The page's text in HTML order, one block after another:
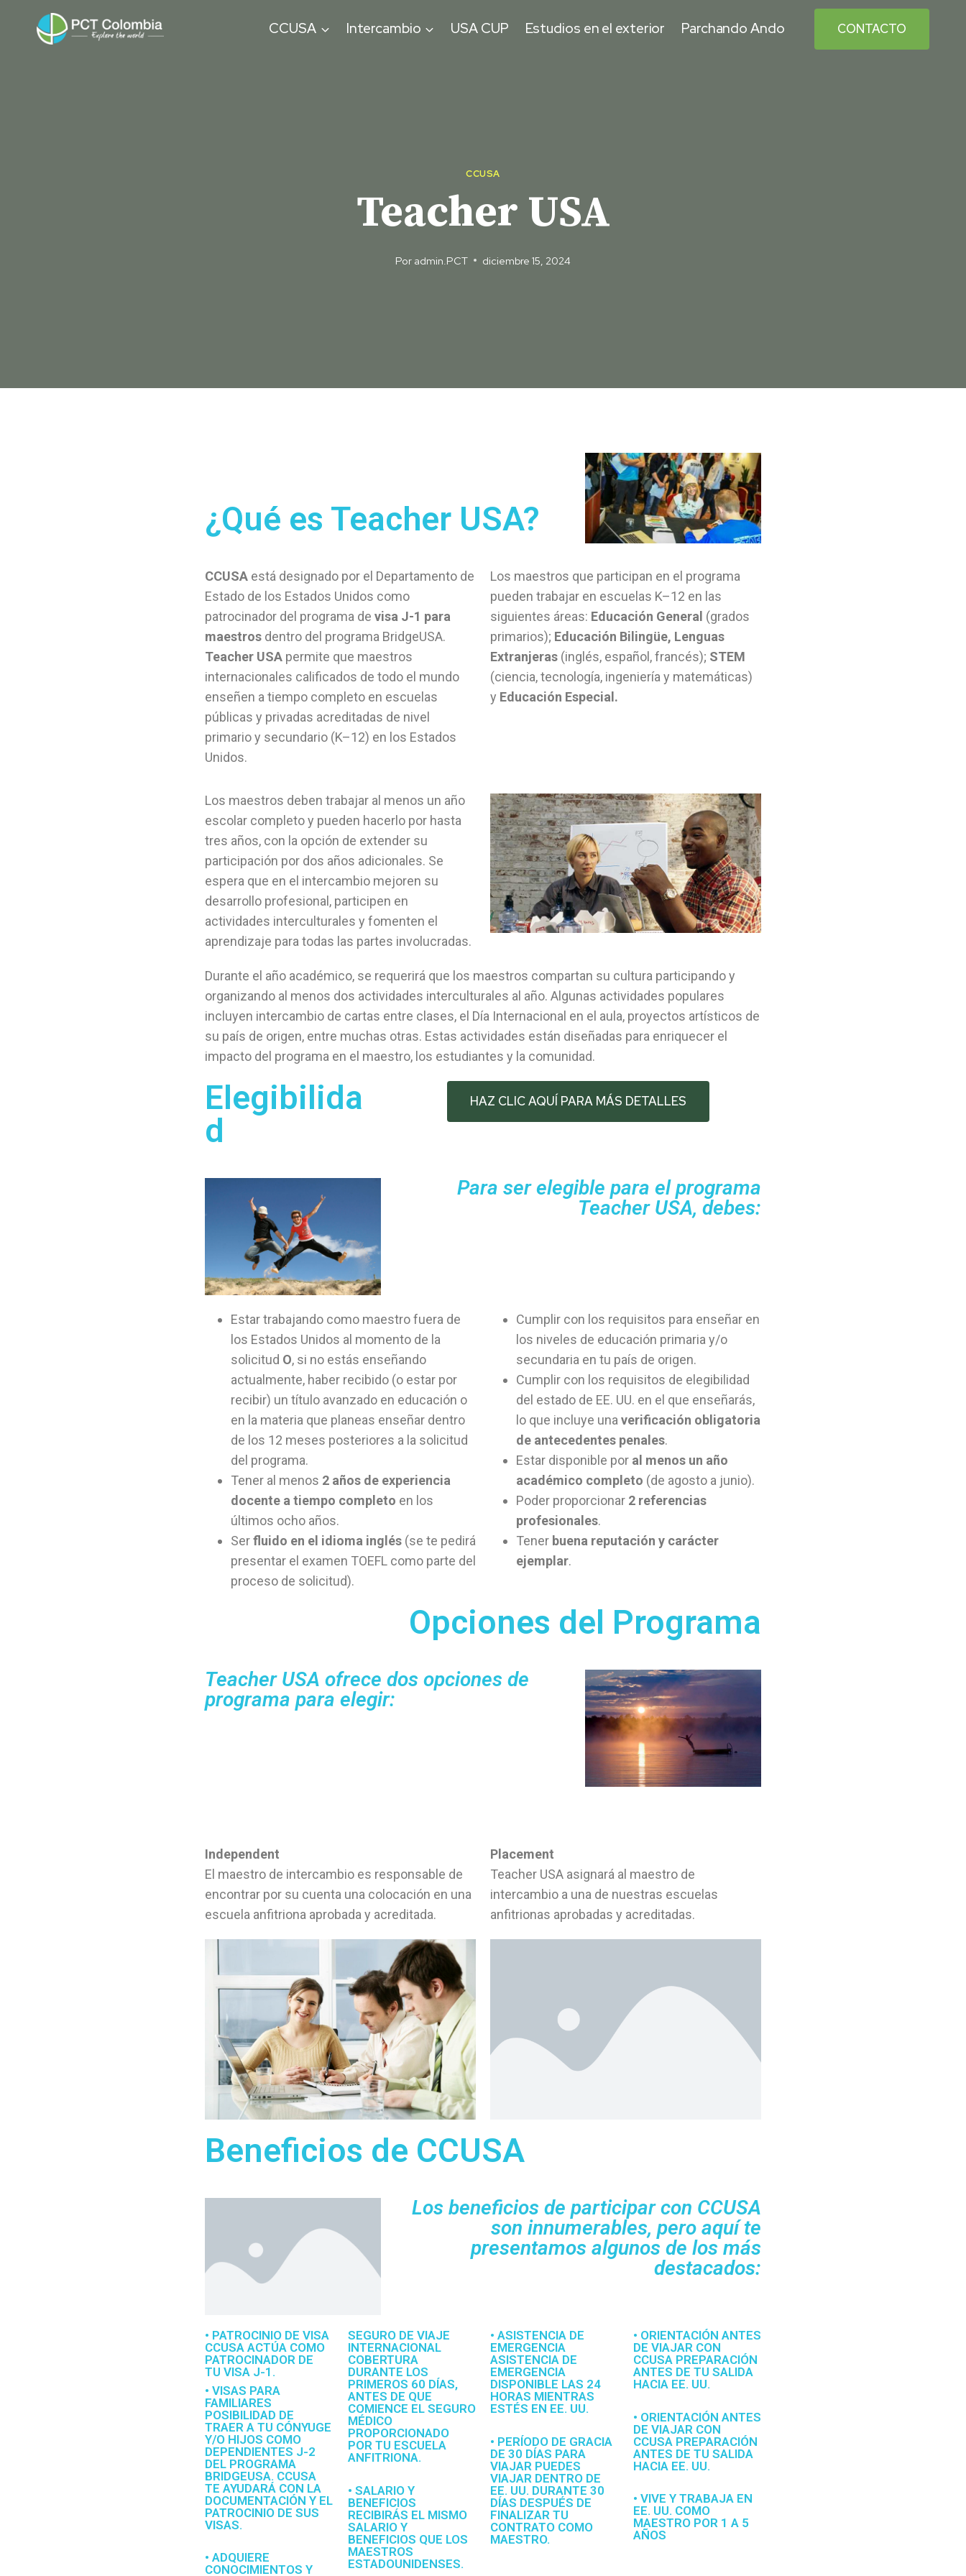
CCUSA Intercambio USA CUP Estudios en el exterior Parchando Ando CONTACTO
CCUSA
Teacher USA
Por admin.PCT diciembre 15, 2024
¿Qué es Teacher USA?
CCUSA está designado por el Departamento de
Estado de los Estados Unidos como
patrocinador del programa de visa J-1 para
maestros dentro del programa BridgeUSA.
Teacher USA permite que maestros
internacionales calificados de todo el mundo
enseñen a tiempo completo en escuelas
públicas y privadas acreditadas de nivel
primario y secundario (K–12) en los Estados
Unidos.
Los maestros deben trabajar al menos un año
escolar completo y pueden hacerlo por hasta
tres años, con la opción de extender su
participación por dos años adicionales. Se
espera que en el intercambio mejoren su
desarrollo profesional, participen en
actividades interculturales y fomenten el
aprendizaje para todas las partes involucradas.
Los maestros que participan en el programa
pueden trabajar en escuelas K–12 en las
siguientes áreas: Educación General (grados
primarios); Educación Bilingüe, Lenguas
Extranjeras (inglés, español, francés); STEM
(ciencia, tecnología, ingeniería y matemáticas)
y Educación Especial.
Durante el año académico, se requerirá que los maestros compartan su cultura participando y
organizando al menos dos actividades interculturales al año. Algunas actividades populares
incluyen intercambio de cartas entre clases, el Día Internacional en el aula, proyectos artísticos de
su país de origen, entre muchas otras. Estas actividades están diseñadas para enriquecer el
impacto del programa en el maestro, los estudiantes y la comunidad.
Elegibilida
d
HAZ CLIC AQUÍ PARA MÁS DETALLES
Para ser elegible para el programa
Teacher USA, debes:
Estar trabajando como maestro fuera de
los Estados Unidos al momento de la
solicitud O, si no estás enseñando
actualmente, haber recibido (o estar por
recibir) un título avanzado en educación o
en la materia que planeas enseñar dentro
de los 12 meses posteriores a la solicitud
del programa.
Tener al menos 2 años de experiencia
docente a tiempo completo en los
últimos ocho años.
Serfluido en el idioma inglés (se te pedirá
presentar el examen TOEFL como parte del
proceso de solicitud).
Cumplir con los requisitos para enseñar en
los niveles de educación primaria y/o
secundaria en tu país de origen.
Cumplir con los requisitos de elegibilidad
del estado de EE. UU. en el que enseñarás,
lo que incluye una verificación obligatoria
de antecedentes penales.
Estar disponible por al menos un año
académico completo (de agosto a junio).
Poder proporcionar 2 referencias
profesionales.
Tener buena reputación y carácter
ejemplar.
Opciones del Programa
Teacher USA ofrece dos opciones de
programa para elegir:
Independent
El maestro de intercambio es responsable de
encontrar por su cuenta una colocación en una
escuela anfitriona aprobada y acreditada.
Placement
Teacher USA asignará al maestro de
intercambio a una de nuestras escuelas
anfitrionas aprobadas y acreditadas.
Beneficios de CCUSA
Los beneficios de participar con CCUSA
son innumerables, pero aquí te
presentamos algunos de los más
destacados:
• PATROCINIO DE VISA
CCUSA ACTÚA COMO
PATROCINADOR DE
TU VISA J-1.
• VISAS PARA
FAMILIARES
POSIBILIDAD DE
TRAER A TU CÓNYUGE
Y/O HIJOS COMO
DEPENDIENTES J-2
DEL PROGRAMA
BRIDGEUSA. CCUSA
TE AYUDARÁ CON LA
DOCUMENTACIÓN Y EL
PATROCINIO DE SUS
VISAS.
• ADQUIERE
CONOCIMIENTOS Y
SEGURO DE VIAJE
INTERNACIONAL
COBERTURA
DURANTE LOS
PRIMEROS 60 DÍAS,
ANTES DE QUE
COMIENCE EL SEGURO
MÉDICO
PROPORCIONADO
POR TU ESCUELA
ANFITRIONA.
• SALARIO Y
BENEFICIOS
RECIBIRÁS EL MISMO
SALARIO Y
BENEFICIOS QUE LOS
MAESTROS
ESTADOUNIDENSES.
• ASISTENCIA DE
EMERGENCIA
ASISTENCIA DE
EMERGENCIA
DISPONIBLE LAS 24
HORAS MIENTRAS
ESTÉS EN EE. UU.
• PERÍODO DE GRACIA
DE 30 DÍAS PARA
VIAJAR PUEDES
VIAJAR DENTRO DE
EE. UU. DURANTE 30
DÍAS DESPUÉS DE
FINALIZAR TU
CONTRATO COMO
MAESTRO.
• ORIENTACIÓN ANTES
DE VIAJAR CON
CCUSA PREPARACIÓN
ANTES DE TU SALIDA
HACIA EE. UU.
• ORIENTACIÓN ANTES
DE VIAJAR CON
CCUSA PREPARACIÓN
ANTES DE TU SALIDA
HACIA EE. UU.
• VIVE Y TRABAJA EN
EE. UU. COMO
MAESTRO POR 1 A 5
AÑOS